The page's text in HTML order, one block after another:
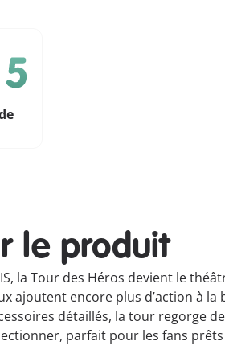
le produit
la Tour des Héros devient le
ajoutent encore plus d’action à
détaillés, la tour regorge
parfait pour les fans